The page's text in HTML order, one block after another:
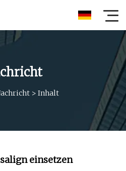
> Inhalt
einsetzen